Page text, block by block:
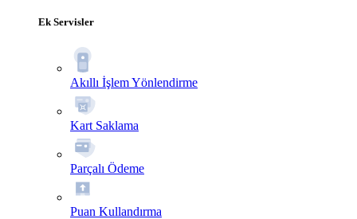
Ek Servisler
Akıllı İşlem Yönlendirme
Kart Saklama
Parçalı Ödeme
Puan Kullandırma